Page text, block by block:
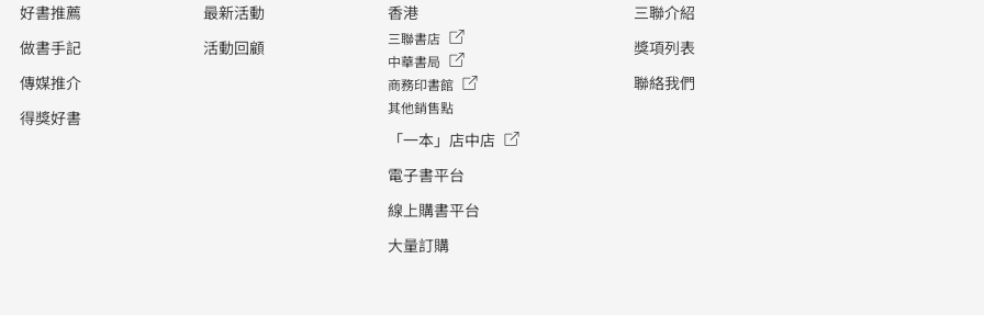
好書推薦
做書手記
傳媒推介
得獎好書
最新活動
活動回顧
香港
三聯書店
中華書局
商務印書館
其他銷售點
「一本」店中店
電子書平台
線上購書平台
大量訂購
三聯介紹
獎項列表
聯絡我們